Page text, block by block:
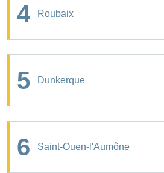
4 Roubaix
5 Dunkerque
6 Saint-Ouen-l'Aumône